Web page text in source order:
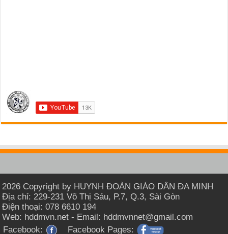
2026 Copyright by HUYNH ĐOÀN GIÁO DÂN ĐA MINH
Địa chỉ: 229-231 Võ Thị Sáu, P.7, Q.3, Sài Gòn
Điện thoại: 078 6610 194
Web: hddmvn.net - Email: hddmvnnet@gmail.com
Facebook:
Facebook Pages: